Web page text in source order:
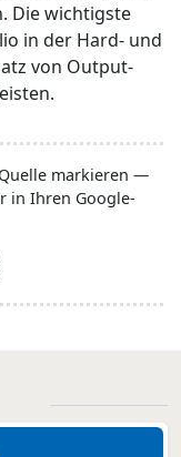
Die wichtigste
in der Hard- und
von Output-
markieren —
in Ihren Google-